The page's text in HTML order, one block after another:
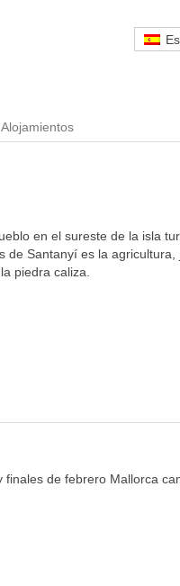
Alojamientos
en el sureste de la isla
de Santanyí es la agricultura,
piedra caliza.
de febrero Mallorca